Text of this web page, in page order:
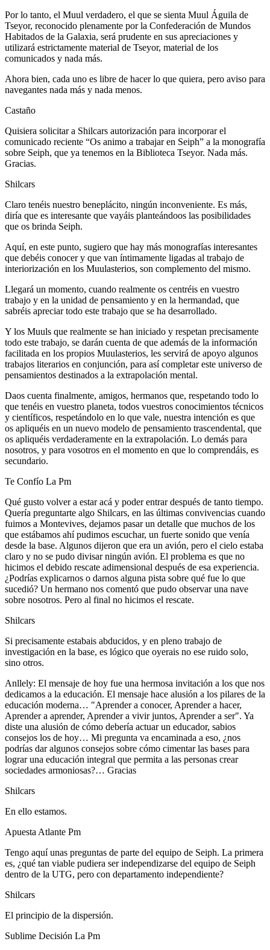
Por lo tanto, el Muul verdadero, el que se sienta Muul Águila de
Tseyor, reconocido plenamente por la Confederación de Mundos
Habitados de la Galaxia, será prudente en sus apreciaciones y
utilizará estrictamente material de Tseyor, material de los
comunicados y nada más.
Ahora bien, cada uno es libre de hacer lo que quiera, pero aviso para
navegantes nada más y nada menos.
Castaño
Quisiera solicitar a Shilcars autorización para incorporar el
comunicado reciente “Os animo a trabajar en Seiph” a la monografía
sobre Seiph, que ya tenemos en la Biblioteca Tseyor. Nada más.
Gracias.
Shilcars
Claro tenéis nuestro beneplácito, ningún inconveniente. Es más,
diría que es interesante que vayáis planteándoos las posibilidades
que os brinda Seiph.
Aquí, en este punto, sugiero que hay más monografías interesantes
que debéis conocer y que van íntimamente ligadas al trabajo de
interiorización en los Muulasterios, son complemento del mismo.
Llegará un momento, cuando realmente os centréis en vuestro
trabajo y en la unidad de pensamiento y en la hermandad, que
sabréis apreciar todo este trabajo que se ha desarrollado.
Y los Muuls que realmente se han iniciado y respetan precisamente
todo este trabajo, se darán cuenta de que además de la información
facilitada en los propios Muulasterios, les servirá de apoyo algunos
trabajos literarios en conjunción, para así completar este universo de
pensamientos destinados a la extrapolación mental.
Daos cuenta finalmente, amigos, hermanos que, respetando todo lo
que tenéis en vuestro planeta, todos vuestros conocimientos técnicos
y científicos, respetándolo en lo que vale, nuestra intención es que
os apliquéis en un nuevo modelo de pensamiento trascendental, que
os apliquéis verdaderamente en la extrapolación. Lo demás para
nosotros, y para vosotros en el momento en que lo comprendáis, es
secundario.
Te Confío La Pm
Qué gusto volver a estar acá y poder entrar después de tanto tiempo.
Quería preguntarte algo Shilcars, en las últimas convivencias cuando
fuimos a Montevives, dejamos pasar un detalle que muchos de los
que estábamos ahí pudimos escuchar, un fuerte sonido que venía
desde la base. Algunos dijeron que era un avión, pero el cielo estaba
claro y no se pudo divisar ningún avión. El problema es que no
hicimos el debido rescate adimensional después de esa experiencia.
¿Podrías explicarnos o darnos alguna pista sobre qué fue lo que
sucedió? Un hermano nos comentó que pudo observar una nave
sobre nosotros. Pero al final no hicimos el rescate.
Shilcars
Si precisamente estabais abducidos, y en pleno trabajo de
investigación en la base, es lógico que oyerais no ese ruido solo,
sino otros.
Anllely: El mensaje de hoy fue una hermosa invitación a los que nos
dedicamos a la educación. El mensaje hace alusión a los pilares de la
educación moderna… "Aprender a conocer, Aprender a hacer,
Aprender a aprender, Aprender a vivir juntos, Aprender a ser". Ya
diste una alusión de cómo debería actuar un educador, sabios
consejos los de hoy… Mi pregunta va encaminada a eso, ¿nos
podrías dar algunos consejos sobre cómo cimentar las bases para
lograr una educación integral que permita a las personas crear
sociedades armoniosas?… Gracias
Shilcars
En ello estamos.
Apuesta Atlante Pm
Tengo aquí unas preguntas de parte del equipo de Seiph. La primera
es, ¿qué tan viable pudiera ser independizarse del equipo de Seiph
dentro de la UTG, pero con departamento independiente?
Shilcars
El principio de la dispersión.
Sublime Decisión La Pm